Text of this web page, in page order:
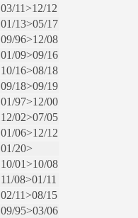
03/11>12/12
01/13>05/17
09/96>12/08
01/09>09/16
10/16>08/18
09/18>09/19
01/97>12/00
12/02>07/05
01/06>12/12
01/20>
10/01>10/08
11/08>01/11
02/11>08/15
09/95>03/06